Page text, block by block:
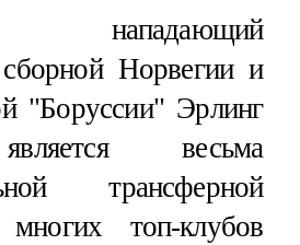
нападающий
Норвегии и
"Боруссии" Эрлинг
весьма
трансферной
топ-клубов